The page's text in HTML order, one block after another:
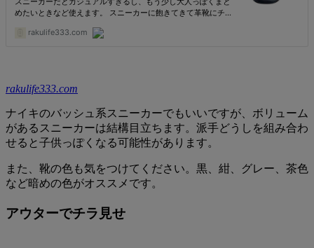
rakulife333.com
ナイキのバッシュ系スニーカーでもいいですが、ボリューム
があるスニーカーは結構目立ちます。派手どうしを組み合わ
せると子供っぽくなる可能性があります。
また、靴の色も気をつけてください。黒、紺、グレー、茶色
など暗めの色がオススメです。
アウターでチラ見せ